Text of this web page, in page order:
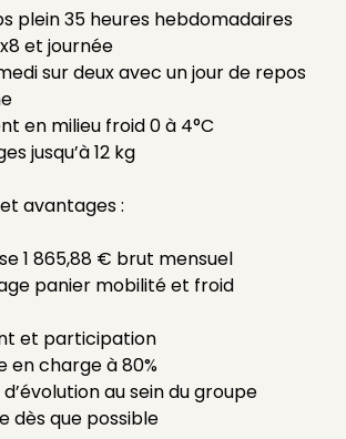
plein 35 heures hebdomadaires
et journée
sur deux avec un jour de repos
en milieu froid 0 à 4°C
jusqu’à 12 kg
avantages :
1 865,88 € brut mensuel
panier mobilité et froid
et participation
en charge à 80%
au sein du groupe
dès que possible